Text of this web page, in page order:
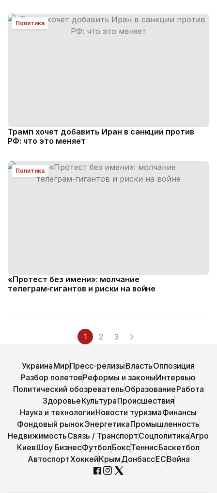
Политика
Трамп хочет добавить Иран в санкции против
РФ: что это меняет
Политика
«Протест без имени»: молчание
телеграм‑гигантов и риски на войне
1 2 3
УкраинаМирПресс-релизыВластьОппозиция
Разбор полетовРеформы и законыИнтервью
Политический обозревательОбразованиеРабота
ЗдоровьеКультураПроисшествия
Наука и технологииНовости туризмаФинансы
Фондовый рынокЭнергетикаПромышленность
НедвижимостьСвязь / ТранспортСоцполитикаАгро
КиевШоу БизнесФутболБоксТеннисБаскетбол
АвтоспортХоккейКрымДонбассЕСВойна